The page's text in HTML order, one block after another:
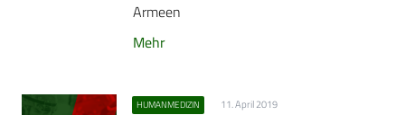
Armeen
Mehr
HUMANMEDIZIN 11. April 2019